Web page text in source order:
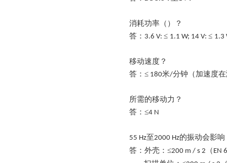
消耗功率（）？
答： 3.6 V: ≤ 1.1 W; 14 V: ≤ 1.3
移动速度？
答： ≤ 180米/分钟（加速度
所需的移动力？
答： ≤4 N
55 Hz至2000 Hz的振动会影响
答：外壳： ≤200 m / s 2 （ EN